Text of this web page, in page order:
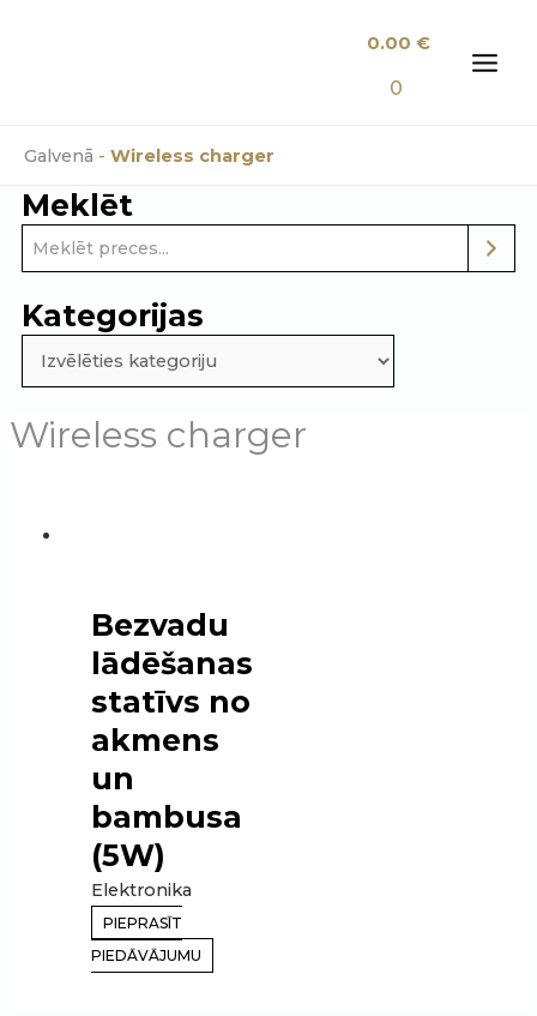
0.00€
0
Galvenā - Wireless charger
Meklēt
Kategorijas
Wireless charger
Bezvadu
lādēšanas
statīvs no
akmens
un
bambusa
(5W)
Elektronika
PIEPRASĪT
PIEDĀVĀJUMU